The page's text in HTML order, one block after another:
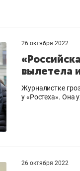
26 октября 2022
вылетела
Журналистке
у «Ростеха». Она
26 октября 2022